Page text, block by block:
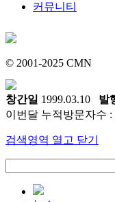
커뮤니티
© 2001-2025 CMN
창간일 1999.03.10 발
이번달 누적방문자수 :
검색영역 열고 닫기